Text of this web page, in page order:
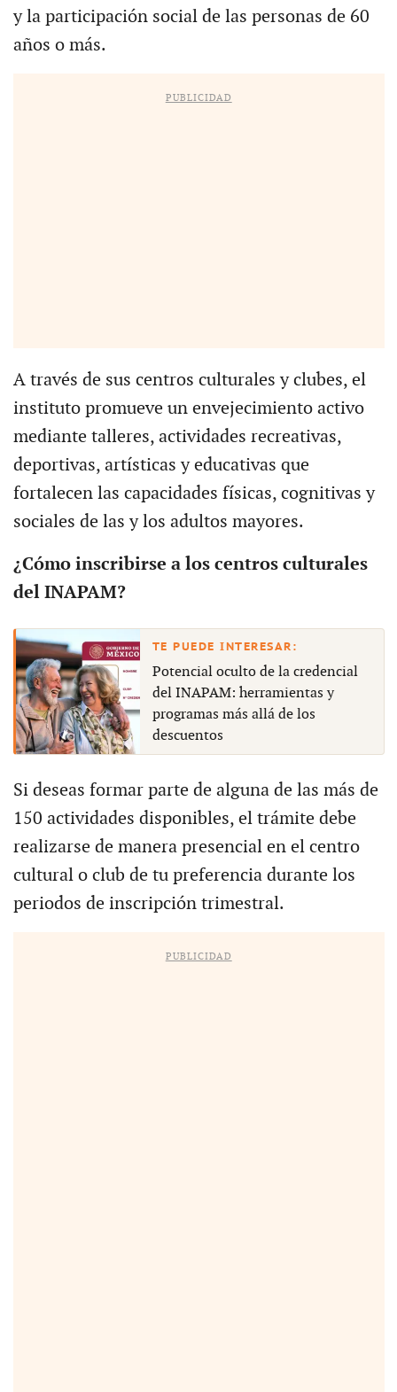
y la participación social de las personas de 60
años o más.
PUBLICIDAD
A través de sus centros culturales y clubes, el
instituto promueve un envejecimiento activo
mediante talleres, actividades recreativas,
deportivas, artísticas y educativas que
fortalecen las capacidades físicas, cognitivas y
sociales de las y los adultos mayores.
¿Cómo inscribirse a los centros culturales
del INAPAM?
Potencial oculto de la credencial
del INAPAM: herramientas y
programas más allá de los
descuentos
Si deseas formar parte de alguna de las más de
150 actividades disponibles, el trámite debe
realizarse de manera presencial en el centro
cultural o club de tu preferencia durante los
periodos de inscripción trimestral.
PUBLICIDAD